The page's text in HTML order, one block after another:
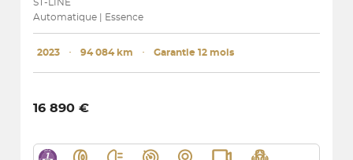
ST-LINE
Automatique | Essence
2023 ･ 94 084 km ･ Garantie 12 mois
16 890 €